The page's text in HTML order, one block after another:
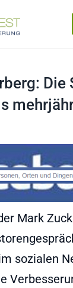
Die
Mark
sozialen